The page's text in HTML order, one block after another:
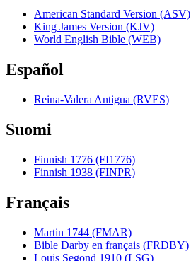
American Standard Version (ASV)
King James Version (KJV)
World English Bible (WEB)
Español
Reina-Valera Antigua (RVES)
Suomi
Finnish 1776 (FI1776)
Finnish 1938 (FINPR)
Français
Martin 1744 (FMAR)
Bible Darby en français (FRDBY)
Louis Segond 1910 (LSG)